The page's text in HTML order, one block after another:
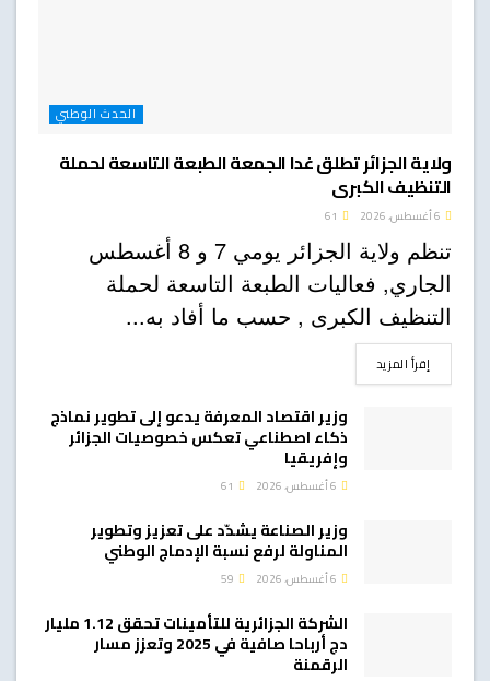
الحدث الوطني
ولاية الجزائر تطلق غدا الجمعة الطبعة التاسعة لحملة
التنظيف الكبرى
تنظم ولاية الجزائر يومي 7 و 8 أغسطس
الجاري, فعاليات الطبعة التاسعة لحملة
التنظيف الكبرى , حسب ما أفاد به...
إقرأ المزيدDETAILS
وزير اقتصاد المعرفة يدعو إلى تطوير نماذج
ذكاء اصطناعي تعكس خصوصيات الجزائر
وإفريقيا
وزير الصناعة يشدّد على تعزيز وتطوير
المناولة لرفع نسبة الإدماج الوطني
الشركة الجزائرية للتأمينات تحقق 1.12 مليار
دج أرباحا صافية في 2025 وتعزز مسار
الرقمنة